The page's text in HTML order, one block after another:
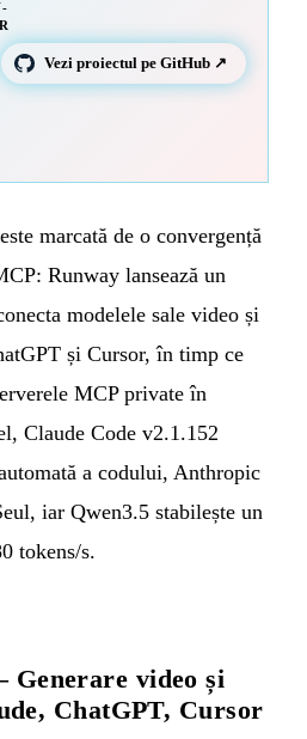
Vezi proiectul pe GitHub ↗
marcată de o convergență
Runway lansează un
modelele sale video și
și Cursor, în timp ce
MCP private în
Claude Code v2.1.152
a codului, Anthropic
iar Qwen3.5 stabilește un
tokens/s.
video și
ChatGPT, Cursor